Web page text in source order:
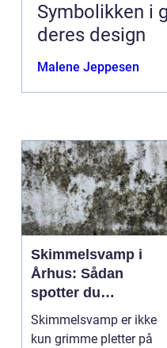
Symbolikken i
deres design
Malene Jeppesen
Skimmelsvamp i
Århus: Sådan
spotter du
problemet
Skimmelsvamp er ikke
kun grimme pletter på